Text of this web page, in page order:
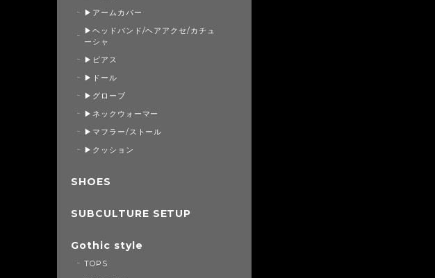
▶アームカバー
▶ヘッドバンド/ヘアアクセ/カチュ
ーシャ
▶ピアス
▶ドール
▶グローブ
▶ネックウォーマー
▶マフラー/ストール
▶クッション
SHOES
SUBCULTURE SETUP
Gothic style
TOPS